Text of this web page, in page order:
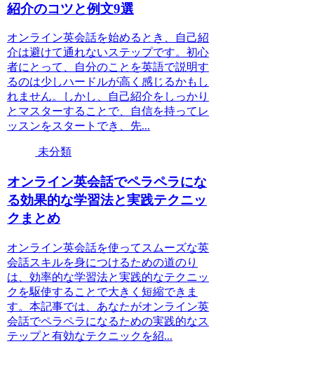
紹介のコツと例文9選
オンライン英会話を始めるとき、自己紹
介は避けて通れないステップです。初心
者にとって、自分のことを英語で説明す
るのは少しハードルが高く感じるかもし
れません。しかし、自己紹介をしっかり
とマスターすることで、自信を持ってレ
ッスンをスタートでき、先...
未分類
オンライン英会話でペラペラにな
る効果的な学習法と実践テクニッ
クまとめ
オンライン英会話を使ってスムーズな英
会話スキルを身につけるための道のり
は、効率的な学習法と実践的なテクニッ
クを駆使することで大きく短縮できま
す。本記事では、あなたがオンライン英
会話でペラペラになるための実践的なス
テップと有効なテクニックを紹...